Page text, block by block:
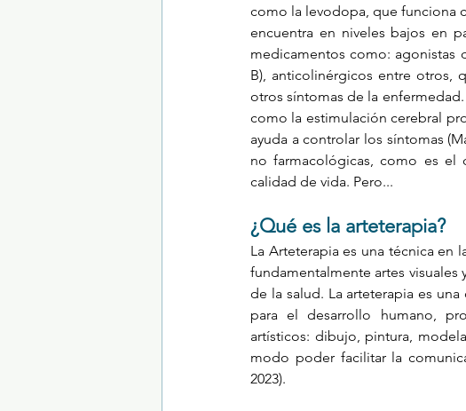
como la levodopa, que funciona
encuentra en niveles bajos en
medicamentos como:
B), anticolinérgicos entre otros,
otros síntomas de la
como la estimulación cerebral
ayuda a controlar los síntomas
no farmacológicas, como es el
calidad de vida. Pero...
¿Qué es la arteterapia?
La Arteterapia es una técnica en
fundamentalmente artes
de la salud. La arteterapia es
para el desarrollo humano,
artísticos: dibujo, pintura,
modo poder facilitar la
2023).